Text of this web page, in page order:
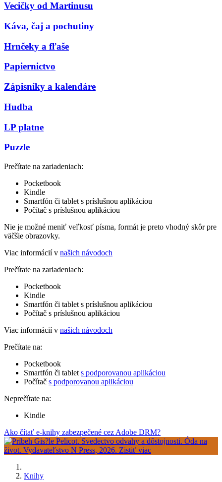
Vecičky od Martinusu
Káva, čaj a pochutiny
Hrnčeky a fľaše
Papiernictvo
Zápisníky a kalendáre
Hudba
LP platne
Puzzle
Prečítate na zariadeniach:
Pocketbook
Kindle
Smartfón či tablet s príslušnou aplikáciou
Počítač s príslušnou aplikáciou
Nie je možné meniť veľkosť písma, formát je preto vhodný skôr pre
väčšie obrazovky.
Viac informácií v našich návodoch
Prečítate na zariadeniach:
Pocketbook
Kindle
Smartfón či tablet s príslušnou aplikáciou
Počítač s príslušnou aplikáciou
Viac informácií v našich návodoch
Prečítate na:
Pocketbook
Smartfón či tablet s podporovanou aplikáciou
Počítač s podporovanou aplikáciou
Neprečítate na:
Kindle
Ako čítať e-knihy zabezpečené cez Adobe DRM?
Knihy